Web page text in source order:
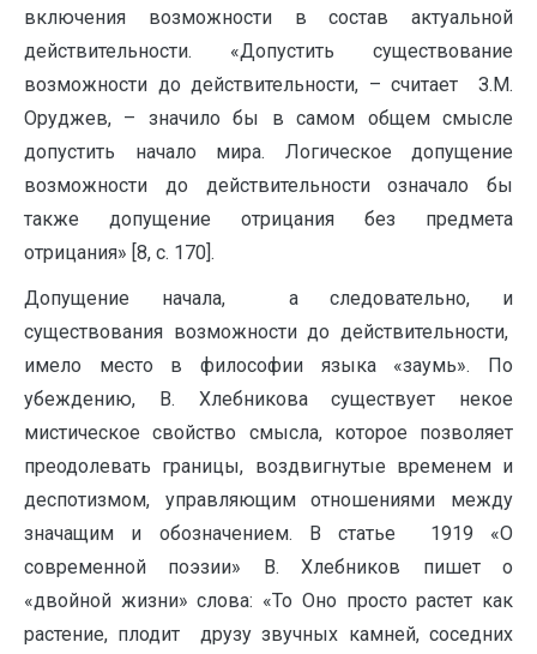
включения возможности в состав актуальной
действительности. «Допустить существование
возможности до действительности, – считает З.М.
Оруджев, – значило бы в самом общем смысле
допустить начало мира. Логическое допущение
возможности до действительности означало бы
также допущение отрицания без предмета
отрицания» [8, с. 170].
Допущение начала, а следовательно, и
существования возможности до действительности,
имело место в философии языка «заумь». По
убеждению, В. Хлебникова существует некое
мистическое свойство смысла, которое позволяет
преодолевать границы, воздвигнутые временем и
деспотизмом, управляющим отношениями между
значащим и обозначением. В статье 1919 «О
современной поэзии» В. Хлебников пишет о
«двойной жизни» слова: «То Оно просто растет как
растение, плодит друзу звучных камней, соседних